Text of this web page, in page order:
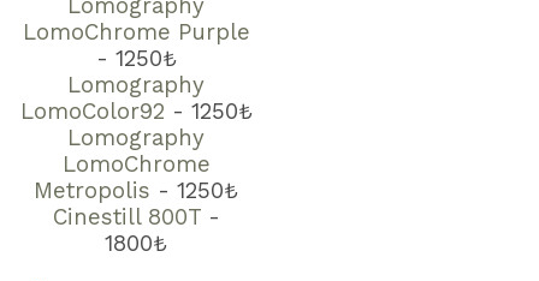
Lomography
LomoChrome Purple
- 1250₺
Lomography
LomoColor92 - 1250₺
Lomography
LomoChrome
Metropolis - 1250₺
Cinestill 800T-
1800₺